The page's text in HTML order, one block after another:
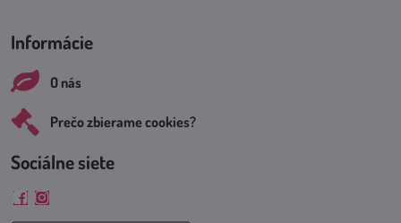
Informácie
O nás
Prečo zbierame cookies?
Sociálne siete
FacebookInstagram